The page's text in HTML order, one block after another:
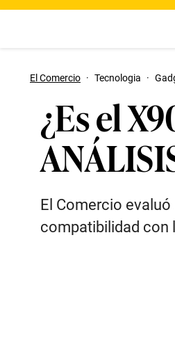
El Comercio · Tecnologia ·
¿Es el
El Comercio
compatibilidad con